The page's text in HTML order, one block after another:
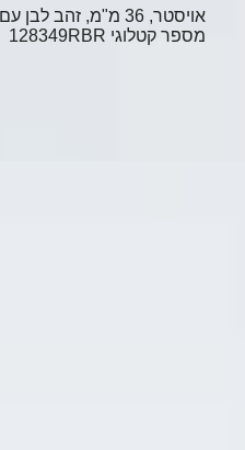
אויסטר, 36 מ"מ, זהב לבן עם יהלומים
מספר קטלוגי 128349RBR